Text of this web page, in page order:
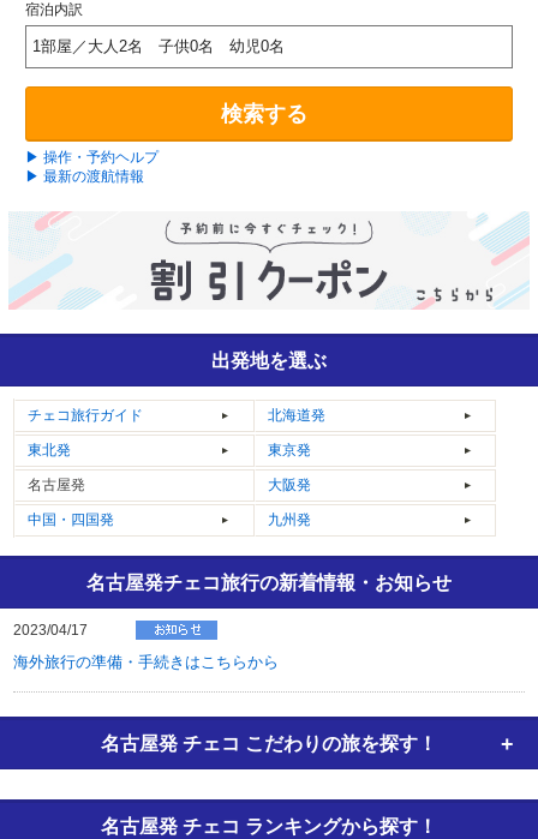
宿泊内訳
1部屋／大人2名 子供0名 幼児0名
検索する
▶ 操作・予約ヘルプ
▶ 最新の渡航情報
出発地を選ぶ
チェコ旅行ガイド 北海道発
東北発 東京発
名古屋発 大阪発
中国・四国発 九州発
名古屋発チェコ旅行の新着情報・お知らせ
2023/04/17
海外旅行の準備・手続きはこちらから
名古屋発 チェコ こだわりの旅を探す！
名古屋発 チェコ ランキングから探す！